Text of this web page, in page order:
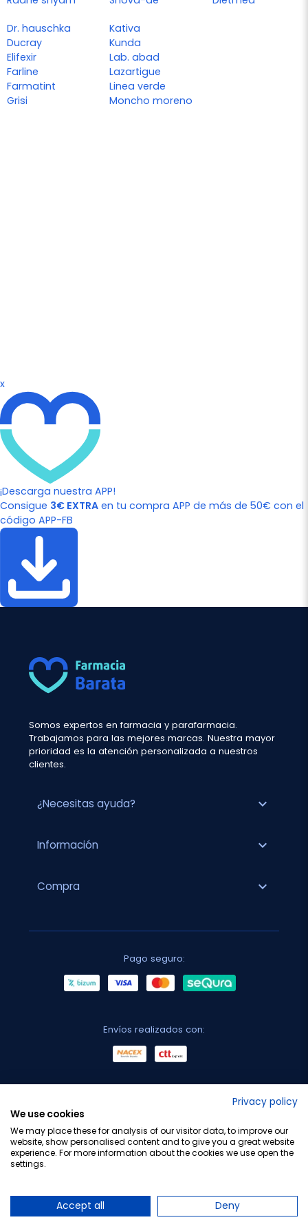
Dr. hauschka
Ducray
Elifexir
Farline
Farmatint
Grisi
Kativa
Kunda
Lab. abad
Lazartigue
Linea verde
Moncho moreno
x
¡Descarga nuestra APP!
Consigue 3€ EXTRA en tu compra APP de más de 50€ con el
código APP-FB
Somos expertos en farmacia y parafarmacia.
Trabajamos para las mejores marcas. Nuestra mayor
prioridad es la atención personalizada a nuestros
clientes.
¿Necesitas ayuda? expand_more
Información expand_more
Compra expand_more
Pago seguro:
Envíos realizados con:
Privacy policy
We use cookies
We may place these for analysis of our visitor data, to improve our
website, show personalised content and to give you a great website
experience. For more information about the cookies we use open the
settings.
Accept all Deny